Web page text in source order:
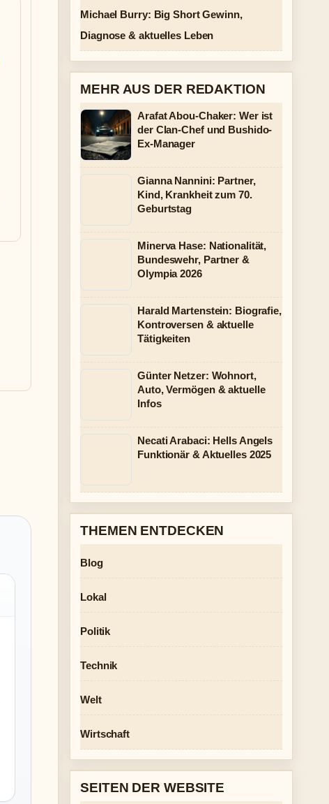
Michael Burry: Big Short Gewinn,
Diagnose & aktuelles Leben
MEHR AUS DER REDAKTION
Arafat Abou-Chaker: Wer ist
der Clan-Chef und Bushido-
Ex-Manager
Gianna Nannini: Partner,
Kind, Krankheit zum 70.
Geburtstag
Minerva Hase: Nationalität,
Bundeswehr, Partner &
Olympia 2026
Harald Martenstein: Biografie,
Kontroversen & aktuelle
Tätigkeiten
Günter Netzer: Wohnort,
Auto, Vermögen & aktuelle
Infos
Necati Arabaci: Hells Angels
Funktionär & Aktuelles 2025
THEMEN ENTDECKEN
Blog
Lokal
Politik
Technik
Welt
Wirtschaft
SEITEN DER WEBSITE